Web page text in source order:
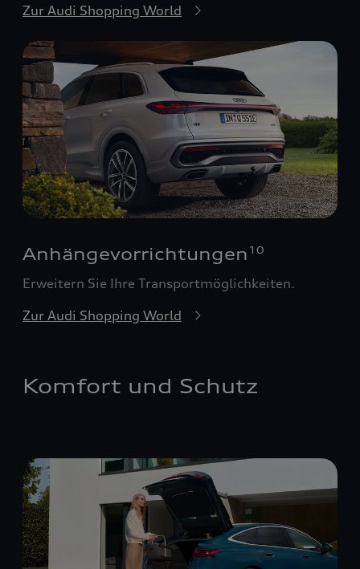
Zur Audi Shopping World
Anhängevorrichtungen 10
Erweitern Sie Ihre Transportmöglichkeiten.
Zur Audi Shopping World
Komfort und Schutz